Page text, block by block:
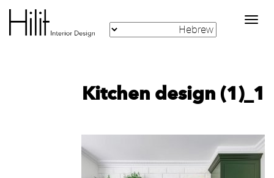
Toggle
navigation
Kitchen design (1)_1